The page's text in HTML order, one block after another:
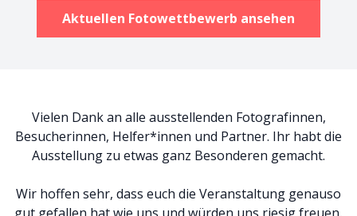
Aktuellen Fotowettbewerb ansehen
Vielen Dank an alle ausstellenden Fotografinnen,
Besucherinnen, Helfer*innen und Partner. Ihr habt die
Ausstellung zu etwas ganz Besonderen gemacht.
Wir hoffen sehr, dass euch die Veranstaltung genauso
gut gefallen hat wie uns und würden uns riesig freuen,